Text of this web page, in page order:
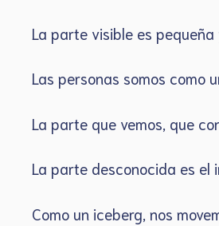
La parte visible es
Las personas somos como
La parte que vemos, que
La parte desconocida es el
Como un iceberg, nos